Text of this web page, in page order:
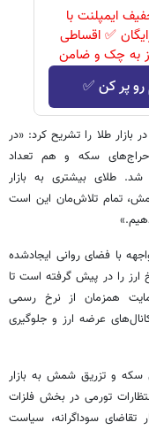
تخفیف ایمپلنت با
✅ اقساطی
به چک و ضامن
پر کن ✅
طلا را تشریح کرد: «در
حراج‌های سکه و هم تعداد
طلای بیشتری به بازار
تمام تلاش‌مان این است
با فضای روانی ایجادشده
ارز را در پیش گرفته است تا
همزمان از نرخ رسمی
کانال‌های عرضه ارز و جلوگیری
سکه و تزریق شمش به بازار
تورمی در بخش فلزات
تقاضای سوداگرانه، سیاست